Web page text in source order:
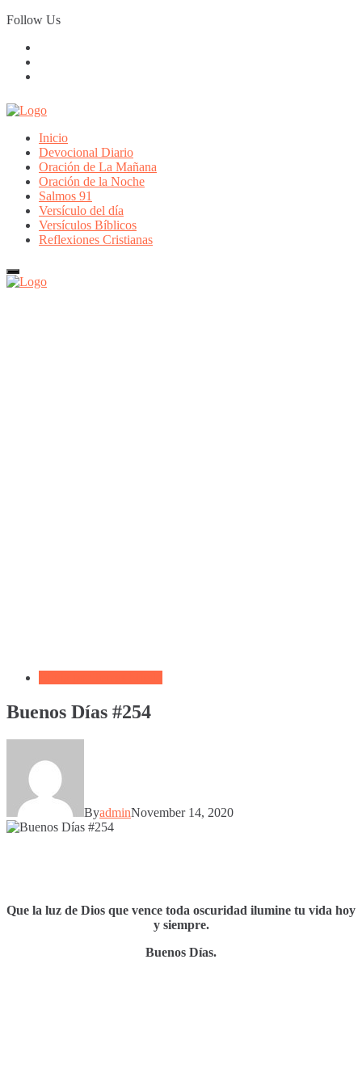
Skip
to
Follow Us
Inicio
Devocional Diario
Oración de La Mañana
Oración de la Noche
Salmos 91
Versículo del día
Versículos Bíblicos
Reflexiones Cristianas
Buenos Días #254
ByadminNovember 14, 2020
Que la luz de Dios que vence toda oscuridad ilumine tu vida hoy
y siempre.
Buenos Días.